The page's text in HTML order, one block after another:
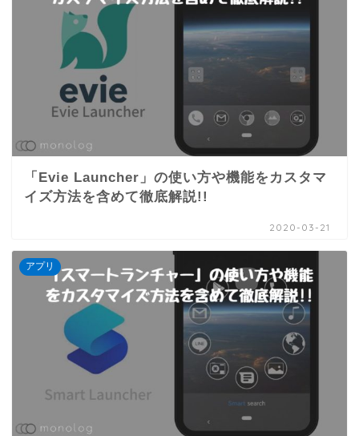
「Evie Launcher」の使い方や機能をカスタマ
イズ方法を含めて徹底解説!!
2020-03-21
アプリ